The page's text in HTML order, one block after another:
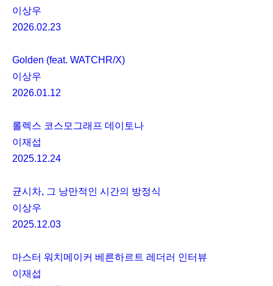
이상우
2026.02.23
Golden (feat. WATCHR/X)
이상우
2026.01.12
롤렉스 코스모그래프 데이토나
이재섭
2025.12.24
균시차, 그 낭만적인 시간의 방정식
이상우
2025.12.03
마스터 워치메이커 베른하르트 레더러 인터뷰
이재섭